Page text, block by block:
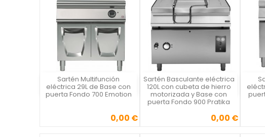
Sartén Multifunción
eléctrica 29L de Base con
puerta Fondo 700 Emotion
Precio0,00 €

Vista rápida Sartén Basculante eléctrica
120L con cubeta de hierro
motorizada y Base con
puerta Fondo 900 Pratika
Precio0,00 €

Vista rápida